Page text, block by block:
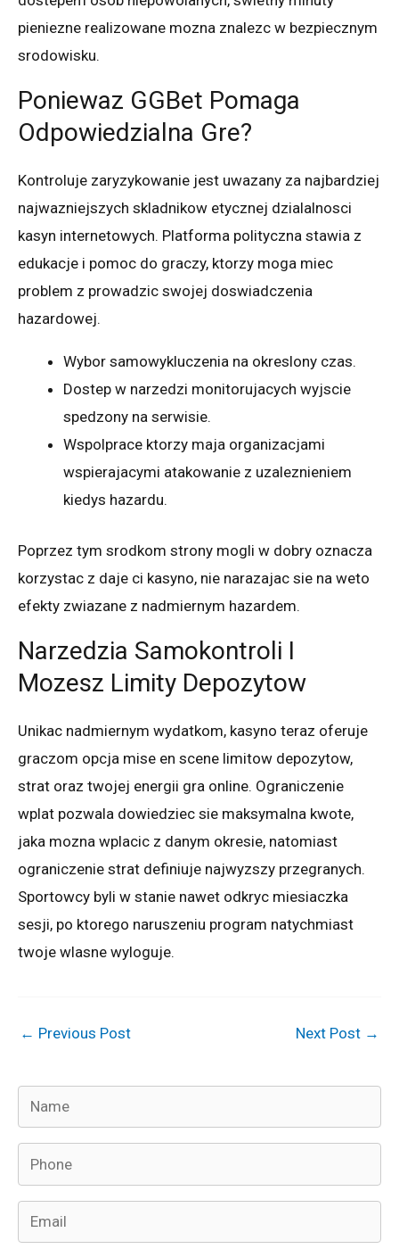
pieniezne realizowane mozna znalezc w bezpiecznym
srodowisku.
Poniewaz GGBet Pomaga
Odpowiedzialna Gre?
Kontroluje zaryzykowanie jest uwazany za najbardziej
najwazniejszych skladnikow etycznej dzialalnosci
kasyn internetowych. Platforma polityczna stawia z
edukacje i pomoc do graczy, ktorzy moga miec
problem z prowadzic swojej doswiadczenia
hazardowej.
Wybor samowykluczenia na okreslony czas.
Dostep w narzedzi monitorujacych wyjscie
spedzony na serwisie.
Wspolprace ktorzy maja organizacjami
wspierajacymi atakowanie z uzaleznieniem
kiedys hazardu.
Poprzez tym srodkom strony mogli w dobry oznacza
korzystac z daje ci kasyno, nie narazajac sie na weto
efekty zwiazane z nadmiernym hazardem.
Narzedzia Samokontroli I
Mozesz Limity Depozytow
Unikac nadmiernym wydatkom, kasyno teraz oferuje
graczom opcja mise en scene limitow depozytow,
strat oraz twojej energii gra online. Ograniczenie
wplat pozwala dowiedziec sie maksymalna kwote,
jaka mozna wplacic z danym okresie, natomiast
ograniczenie strat definiuje najwyzszy przegranych.
Sportowcy byli w stanie nawet odkryc miesiaczka
sesji, po ktorego naruszeniu program natychmiast
twoje wlasne wyloguje.
← Previous Post Next Post →